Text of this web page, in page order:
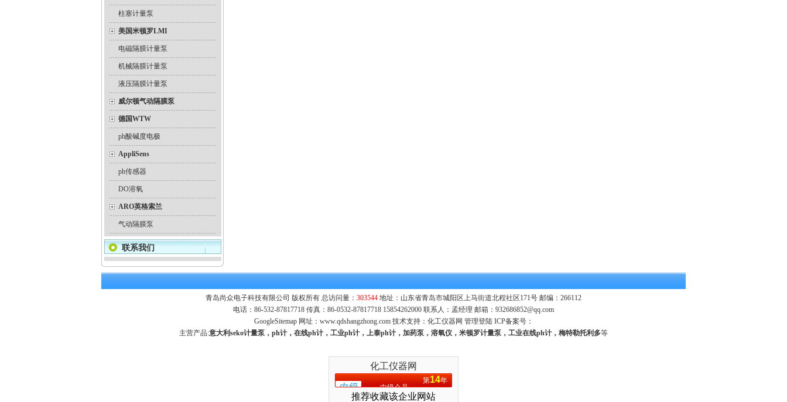
柱塞计量泵
美国米顿罗LMI
电磁隔膜计量泵
机械隔膜计量泵
液压隔膜计量泵
威尔顿气动隔膜泵
德国WTW
ph酸碱度电极
AppliSens
ph传感器
DO溶氧
ARO英格索兰
气动隔膜泵
联系我们
青岛尚众电子科技有限公司 版权所有 总访问量： 303544 地址：山东省青岛市城阳区上马街道北程社区171号 邮编：266112
电话：86-532-87817718 传真：86-0532-87817718 15854262000 联系人：孟经理 邮箱： 932686852@qq.com
GoogleSitemap网址： www.qdshangzhong.com技术支持： 化工仪器网 管理登陆ICP备案号：
主营产品:意大利seko计量泵，ph计，在线ph计，工业ph计，上泰ph计，加药泵，溶氧仪，米顿罗计量泵，工业在线ph计，梅特勒托利多等
化工仪器网
中级会员
第14年
推荐收藏该企业网站